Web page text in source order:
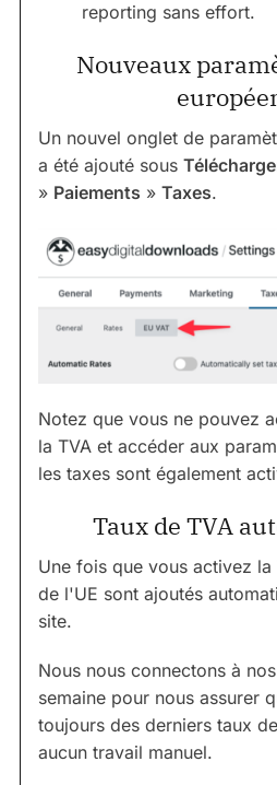
reporting sans effort.
Nouveaux
Un nouvel onglet de
a été ajouté sous
» Paiements » Taxes.
Notez que vous ne pouvez
la TVA et accéder aux
les taxes sont également
Taux de TVA
Une fois que vous activez la
de l'UE sont ajoutés
site.
Nous nous connectons à
semaine pour nous assurer
toujours des derniers taux
aucun travail manuel.